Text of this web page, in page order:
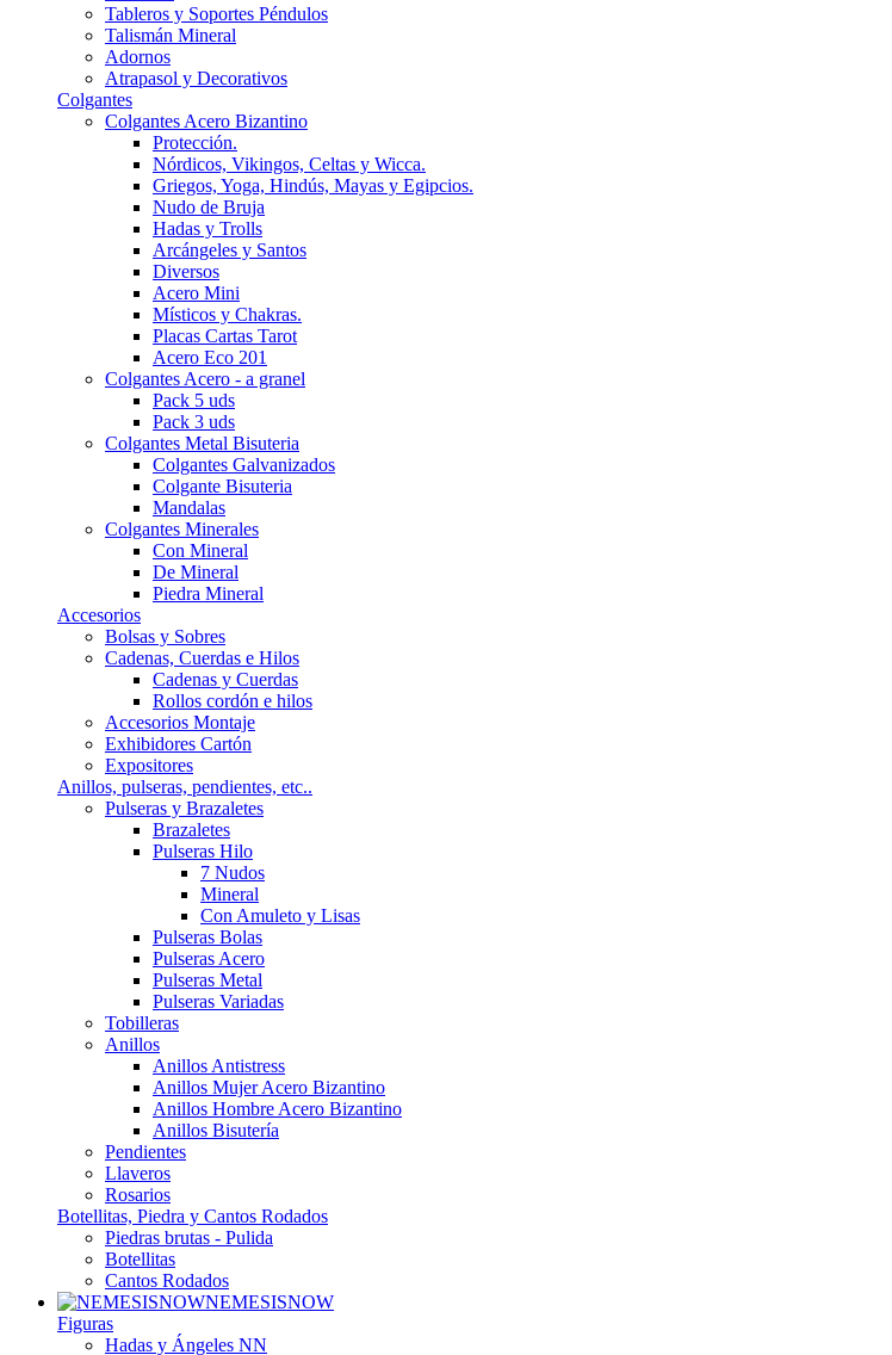
Tableros y Soportes Péndulos
Talismán Mineral
Adornos
Atrapasol y Decorativos
Colgantes
Colgantes Acero Bizantino
Protección.
Nórdicos, Vikingos, Celtas y Wicca.
Griegos, Yoga, Hindús, Mayas y Egipcios.
Nudo de Bruja
Hadas y Trolls
Arcángeles y Santos
Diversos
Acero Mini
Místicos y Chakras.
Placas Cartas Tarot
Acero Eco 201
Colgantes Acero - a granel
Pack 5 uds
Pack 3 uds
Colgantes Metal Bisuteria
Colgantes Galvanizados
Colgante Bisuteria
Mandalas
Colgantes Minerales
Con Mineral
De Mineral
Piedra Mineral
Accesorios
Bolsas y Sobres
Cadenas, Cuerdas e Hilos
Cadenas y Cuerdas
Rollos cordón e hilos
Accesorios Montaje
Exhibidores Cartón
Expositores
Anillos, pulseras, pendientes, etc..
Pulseras y Brazaletes
Brazaletes
Pulseras Hilo
7 Nudos
Mineral
Con Amuleto y Lisas
Pulseras Bolas
Pulseras Acero
Pulseras Metal
Pulseras Variadas
Tobilleras
Anillos
Anillos Antistress
Anillos Mujer Acero Bizantino
Anillos Hombre Acero Bizantino
Anillos Bisutería
Pendientes
Llaveros
Rosarios
Botellitas, Piedra y Cantos Rodados
Piedras brutas - Pulida
Botellitas
Cantos Rodados
NEMESISNOW
Figuras
Hadas y Ángeles NN